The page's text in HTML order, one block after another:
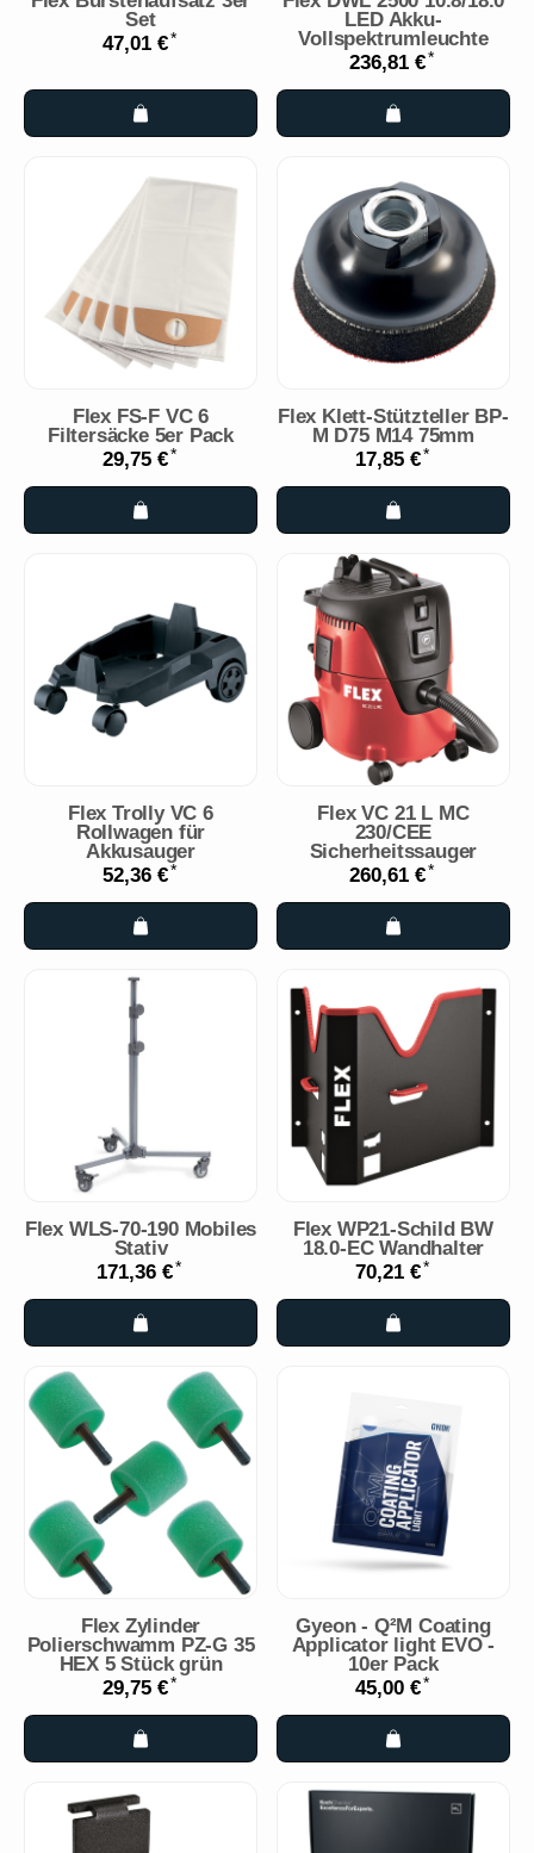
Set
47,01 €*
LED Akku-
Vollspektrumleuchte
236,81 €*
Flex FS-F VC 6
Filtersäcke 5er Pack
29,75 €*
Flex Klett-Stützteller BP-
M D75 M14 75mm
17,85 €*
Flex Trolly VC 6
Rollwagen für
Akkusauger
52,36 €*
Flex VC 21 L MC
230/CEE
Sicherheitssauger
260,61 €*
Flex WLS-70-190 Mobiles
Stativ
171,36 €*
Flex WP21-Schild BW
18.0-EC Wandhalter
70,21 €*
Flex Zylinder
Polierschwamm PZ-G 35
HEX 5 Stück grün
29,75 €*
Gyeon - Q²M Coating
Applicator light EVO -
10er Pack
45,00 €*